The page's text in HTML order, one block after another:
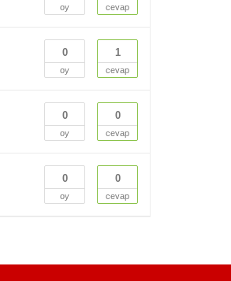
oy cevap
0
oy
1
cevap
0
oy
0
cevap
0
oy
0
cevap